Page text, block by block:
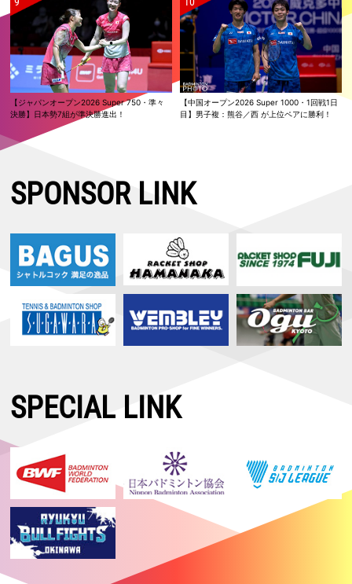
【ジャパンオープン2026 Super 750・準々
決勝】日本勢7組が準決勝進出！
【中国オープン2026 Super 1000・1回戦1日
目】男子複：熊谷／西 が上位ペアに勝利！
SPONSOR LINK
SPECIAL LINK